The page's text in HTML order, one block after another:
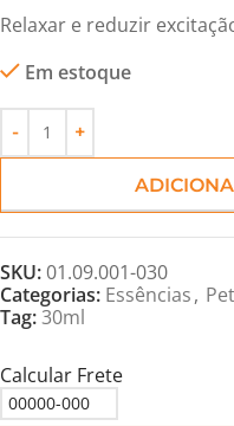
Relaxar e reduzir
Em estoque
SKU:01.09.001-030
Categorias: Essências, Pet
Tag:30ml
Calcular Frete